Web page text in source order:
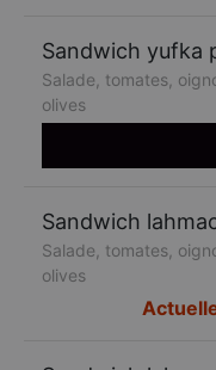
Sandwich yufka
Salade, tomates,
olives
Sandwich
Salade, tomates,
olives